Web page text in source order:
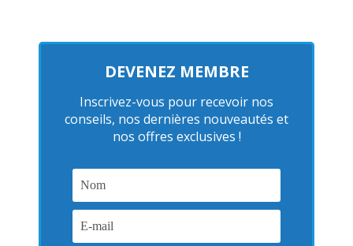
DEVENEZ MEMBRE
Inscrivez-vous pour recevoir nos
conseils, nos dernières nouveautés et
nos offres exclusives !